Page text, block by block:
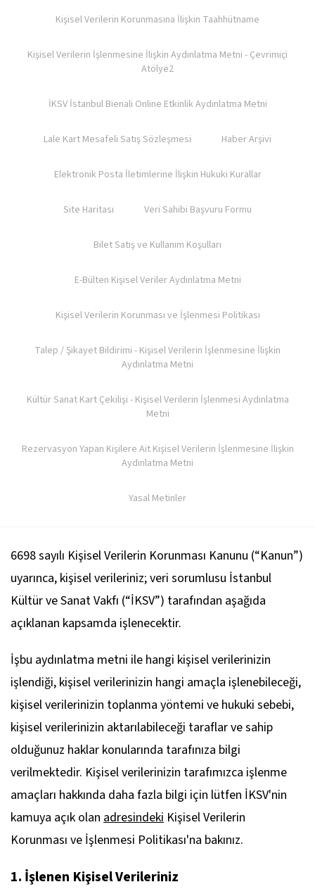
Kişisel Verilerin Korunmasına İlişkin Taahhütname
Kişisel Verilerin İşlenmesine İlişkin Aydınlatma Metni - Çevrimiçi
Atölye2
İKSV İstanbul Bienali Online Etkinlik Aydınlatma Metni
Lale Kart Mesafeli Satış Sözleşmesi Haber Arşivi
Elektronik Posta İletimlerine İlişkin Hukuki Kurallar
Site Haritası Veri Sahibi Başvuru Formu
Bilet Satış ve Kullanım Koşulları​
E-Bülten Kişisel Veriler Aydınlatma Metni
Kişisel Verilerin Korunması ve İşlenmesi Politikası
Talep / Şikayet Bildirimi - Kişisel Verilerin İşlenmesine İlişkin
Aydınlatma Metni
Kültür Sanat Kart Çekilişi - Kişisel Verilerin İşlenmesi Aydınlatma
Metni
Rezervasyon Yapan Kişilere Ait Kişisel Verilerin İşlenmesine İlişkin
Aydınlatma Metni
Yasal Metinler
6698 sayılı Kişisel Verilerin Korunması Kanunu (“Kanun”)
uyarınca, kişisel verileriniz; veri sorumlusu İstanbul
Kültür ve Sanat Vakfı (“İKSV”) tarafından aşağıda
açıklanan kapsamda işlenecektir.
İşbu aydınlatma metni ile hangi kişisel verilerinizin
işlendiği, kişisel verilerinizin hangi amaçla işlenebileceği,
kişisel verilerinizin toplanma yöntemi ve hukuki sebebi,
kişisel verilerinizin aktarılabileceği taraflar ve sahip
olduğunuz haklar konularında tarafınıza bilgi
verilmektedir. Kişisel verilerinizin tarafımızca işlenme
amaçları hakkında daha fazla bilgi için lütfen İKSV'nin
kamuya açık olan adresindeki Kişisel Verilerin
Korunması ve İşlenmesi Politikası'na bakınız.
1. İşlenen Kişisel Verileriniz